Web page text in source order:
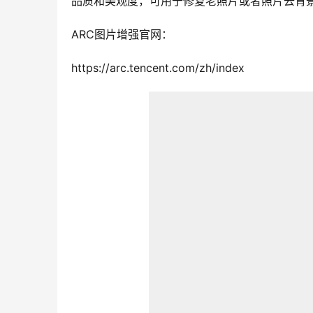
ARC图片增强官网：
https://arc.tencent.com/zh/index